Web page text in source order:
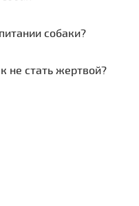
собаки?
не стать жертвой?